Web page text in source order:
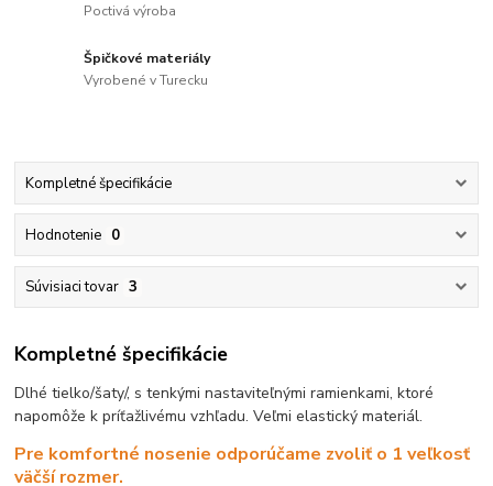
Poctivá výroba
Špičkové materiály
Vyrobené v Turecku
Kompletné špecifikácie
Hodnotenie 0
Súvisiaci tovar 3
Kompletné špecifikácie
Dlhé tielko/šaty/, s tenkými nastaviteľnými ramienkami, ktoré
napomôže k príťažlivému vzhľadu. Veľmi elastický materiál.
Pre komfortné nosenie odporúčame zvoliť o 1 veľkosť
väčší rozmer.